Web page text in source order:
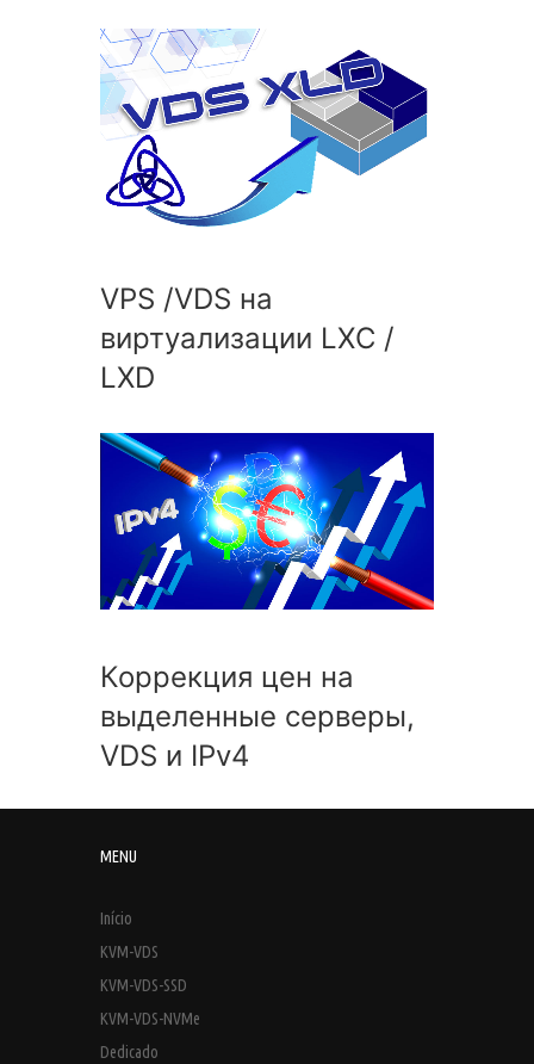
VPS /VDS на
виртуализации LXC /
LXD
Коррекция цен на
выделенные серверы,
VDS и IPv4
MENU
Início
KVM-VDS
KVM-VDS-SSD
KVM-VDS-NVMe
Dedicado